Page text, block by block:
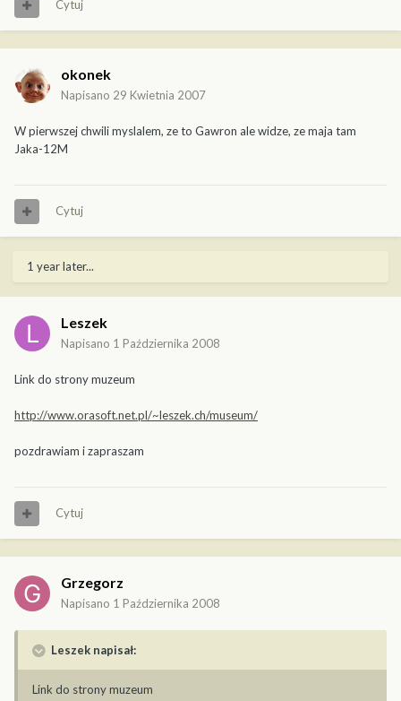
Cytuj
okonek
Napisano 29 Kwietnia 2007
W pierwszej chwili myslalem, ze to Gawron ale widze, ze maja tam
Jaka-12M
Cytuj
1 year later...
Leszek
Napisano 1 Października 2008
Link do strony muzeum
http://www.orasoft.net.pl/~leszek.ch/museum/
pozdrawiam i zapraszam
Cytuj
Grzegorz
Napisano 1 Października 2008
Leszek napisał:
Link do strony muzeum